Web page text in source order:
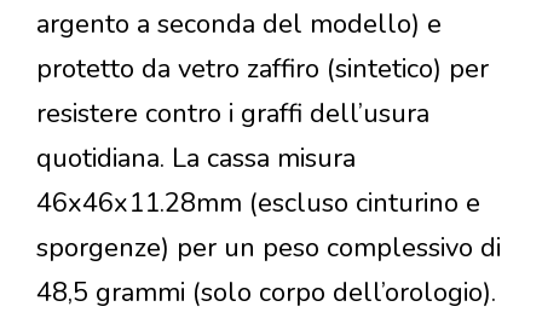
argento a seconda del modello) e
protetto da vetro zaffiro (sintetico) per
resistere contro i graffi dell’usura
quotidiana. La cassa misura
46x46x11.28mm (escluso cinturino e
sporgenze) per un peso complessivo di
48,5 grammi (solo corpo dell’orologio).